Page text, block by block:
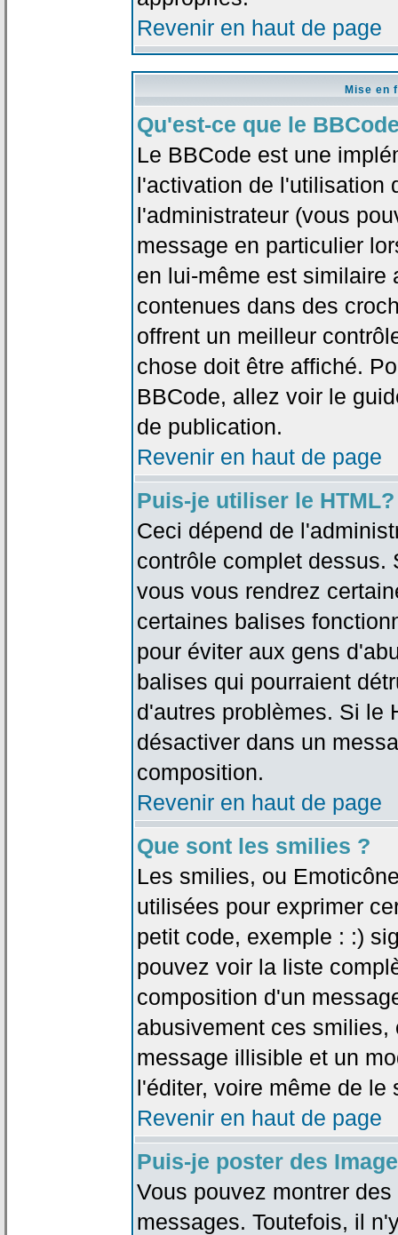
Revenir en haut de page
Mise en
Qu'est-ce que le
Le BBCode est une
l'activation de l'utilisation
l'administrateur (vous
message en particulier
en lui-même est similaire
contenues dans des
offrent un meilleur
chose doit être affiché.
BBCode, allez voir le
de publication.
Revenir en haut de page
Puis-je utiliser le HTML?
Ceci dépend de
contrôle complet dessus.
vous vous rendrez
certaines balises
pour éviter aux gens
balises qui pourraient
d'autres problèmes. Si le
désactiver dans un
composition.
Revenir en haut de page
Que sont les smilies ?
Les smilies, ou
utilisées pour exprimer
petit code, exemple : :)
pouvez voir la liste
composition d'un
abusivement ces
message illisible et un
l'éditer, voire même de le
Revenir en haut de page
Puis-je poster des
Vous pouvez montrer
messages. Toutefois, il